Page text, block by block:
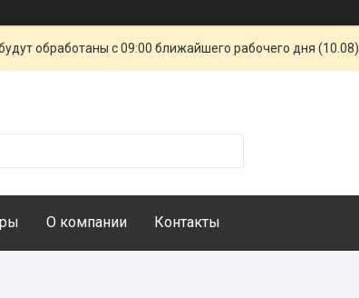
обработаны с 09:00 ближайшего рабочего дня (10.08)
О компании Контакты